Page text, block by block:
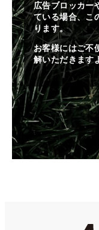
広告ブロッカー
ている場合、こ
ります。
お客様にはご不
解いただきます